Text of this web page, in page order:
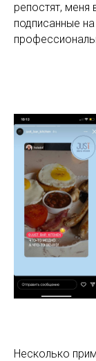
репостят, меня
подписанные
Несколько